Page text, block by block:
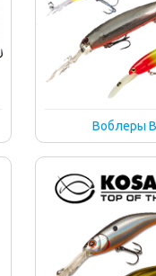
Воблеры